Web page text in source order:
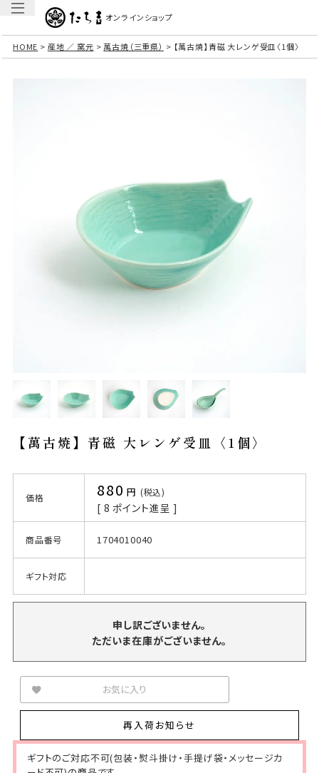
オンラインショップ
HOME 産地 ／ 窯元 萬古焼（三重県） 【萬古焼】青磁 大レンゲ受皿〈1個〉
【萬古焼】青磁 大レンゲ受皿〈1個〉
価格 880 税込
[ 8 ポイント進呈 ]
商品番号 1704010040
ギフト対応
申し訳ございません。
ただいま在庫がございません。
お気に入り
再入荷お知らせ
ギフトのご対応不可(包装・熨斗掛け・手提げ袋・メッセージカ